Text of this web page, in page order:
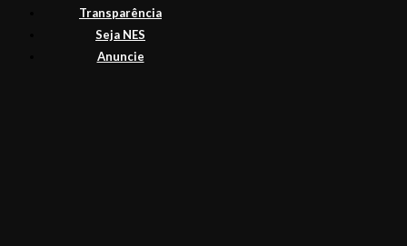
Transparência
Seja NES
Anuncie